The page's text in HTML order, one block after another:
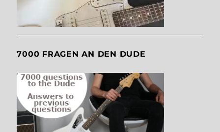
7000 FRAGEN AN DEN DUDE